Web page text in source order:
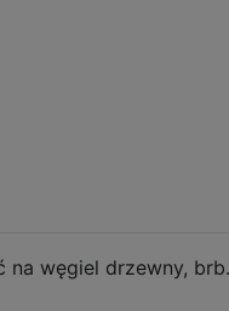
na węgiel drzewny,